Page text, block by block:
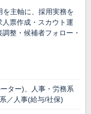
を主軸に、採用実務を
票作成・スカウト運
整・候補者フォロー・
ター)、人事・労務系
／人事(給与/社保)